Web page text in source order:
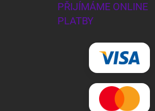
PŘIJÍMÁME ONLINE
PLATBY